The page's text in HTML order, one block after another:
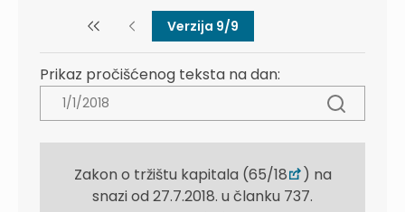
Verzija 9/9
Prikaz pročišćenog teksta na dan:
Zakon o tržištu kapitala (65/18
) na
snazi od 27.7.2018. u članku 737.